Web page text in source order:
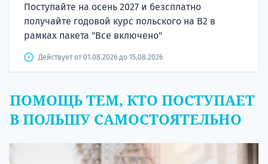
Поступайте на осень 2027 и безсплатно
получайте годовой курс польского на B2 в
рамках пакета "Все включено"
Действует от 01.08.2026 до 15.08.2026
ПОМОЩЬ ТЕМ, КТО ПОСТУПАЕТ
В ПОЛЬШУ САМОСТОЯТЕЛЬНО